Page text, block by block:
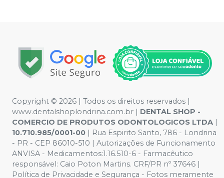
Copyright © 2026 | Todos os direitos reservados |
www.dentalshoplondrina.com.br | DENTAL SHOP -
COMERCIO DE PRODUTOS ODONTOLOGICOS LTDA |
10.710.985/0001-00 | Rua Espirito Santo, 786 - Londrina
- PR - CEP 86010-510 | Autorizações de Funcionamento
ANVISA - Medicamentos:1.16.510-6 - Farmacêutico
responsável: Caio Poton Martins. CRF/PR nº 37646 |
Política de Privacidade e Segurança - Fotos meramente